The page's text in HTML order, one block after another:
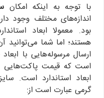
با توجه به اینکه امکان
اندازه‌های مختلف وجود
بود. معمولا ابعاد
هستند؛ اما شما می‌توانید
ارسال مرسوله‌هایی با
است که قیمت پاکت‌هایی
گرمی عبارت است از: